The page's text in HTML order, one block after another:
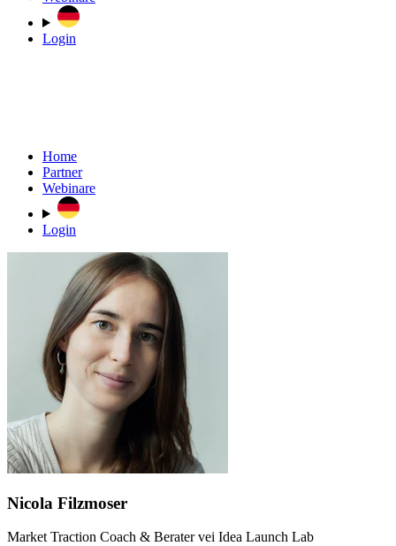
Login
Home
Partner
Webinare
Login
Nicola Filzmoser
Market Traction Coach & Berater vei Idea Launch Lab